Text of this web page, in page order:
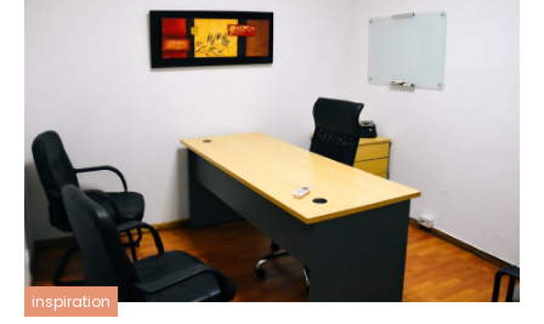
inspiration